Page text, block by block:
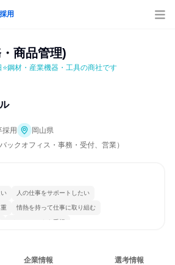
用
商品管理)
鋼材・産業機器・工具の商社です
採用
岡山県
ックオフィス・事務・受付、営業）
人の仕事をサポートしたい
情熱を持って仕事に取り組む
チームワークを重視
企業情報 選考情報